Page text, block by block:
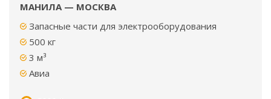
МАНИЛА — МОСКВА
Запасные части для электрооборудования
500 кг
3 м³
Авиа